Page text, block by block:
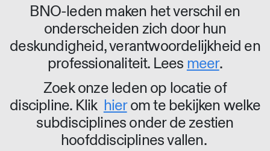
BNO-leden maken het verschil en
onderscheiden zich door hun
deskundigheid, verantwoordelijkheid en
professionaliteit. Lees meer.
Zoek onze leden op locatie of
discipline. Klik hierom te bekijken welke
subdisciplines onder de zestien
hoofddisciplines vallen.